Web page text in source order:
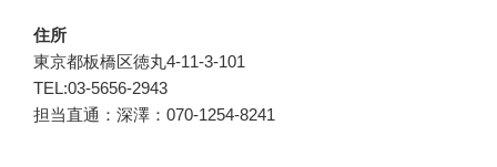
住所
東京都板橋区徳丸4-11-3-101
TEL:03-5656-2943
担当直通：深澤：070-1254-8241